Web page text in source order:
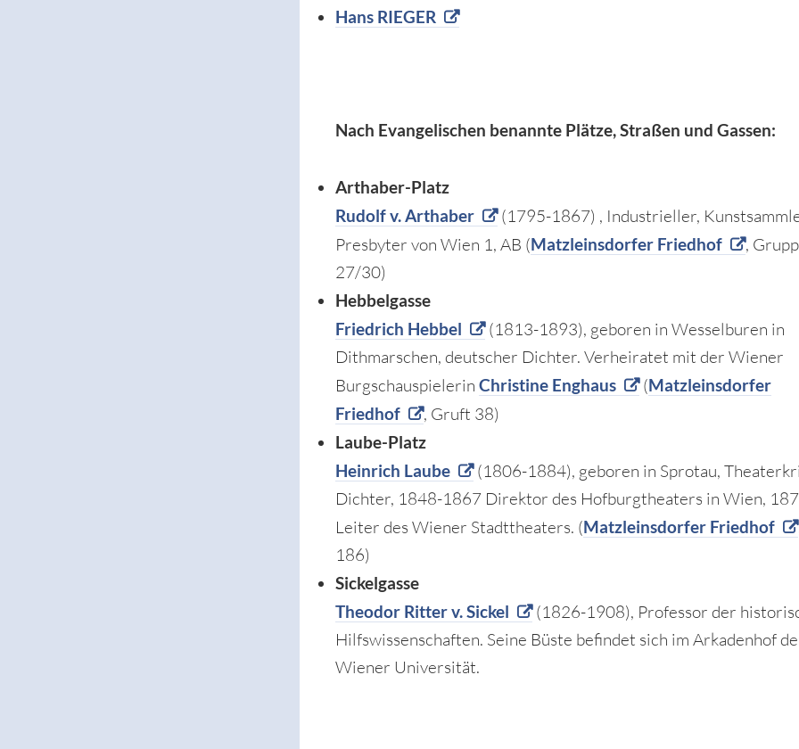
Hans RIEGER
Nach Evangelischen benannte Plätze, Straßen und Gassen:
Arthaber-Platz
Rudolf v. Arthaber
(1795-1867) , Industrieller,
Presbyter von Wien 1, AB (Matzleinsdorfer Friedhof
,
27/30)
Hebbelgasse
Friedrich Hebbel
(1813-1893), geboren in Wesselburen in
Dithmarschen, deutscher Dichter. Verheiratet mit der Wiener
BurgschauspielerinChristine Enghaus (Matzleinsdorfer
Friedhof
, Gruft 38)
Laube-Platz
Heinrich Laube
(1806-1884), geboren in Sprotau,
Dichter, 1848-1867 Direktor des Hofburgtheaters in Wien,
Leiter des Wiener Stadttheaters. (Matzleinsdorfer Friedhof
186)
Sickelgasse
Theodor Ritter v. Sickel
(1826-1908), Professor der
Hilfswissenschaften. Seine Büste befindet sich im Arkadenhof
Wiener Universität.